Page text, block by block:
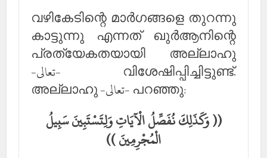
വഴികേടിന്റെ മാര്‍ഗങ്ങളെ തുറന്നു
കാട്ടുന്നു എന്നത് ഖുര്‍ആനിന്റെ
പ്രത്യേകതയായി അല്ലാഹു
-تعالى- വിശേഷിപ്പിച്ചിട്ടുണ്ട്.
അല്ലാഹു -تعالى- പറഞ്ഞു:
(( وَكَذَلِكَ نُفَصِّلُ الْآيَاتِ وَلِتَسْتَبِينَ سَبِيلُ
الْمُجْرِمِينَ ))